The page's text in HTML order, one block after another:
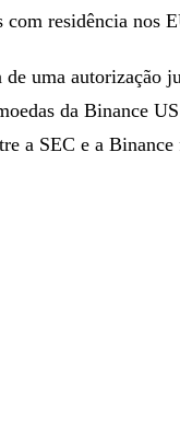
com residência nos
uma autorização
da Binance
a SEC e a